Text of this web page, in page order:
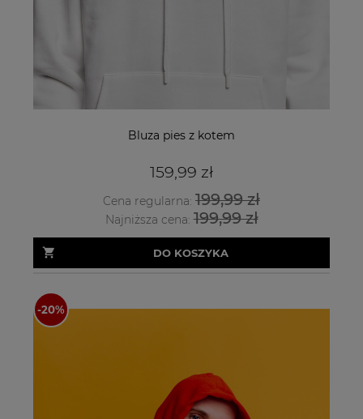
Bluza pies z kotem
159,99 zł
Cena regularna: 199,99 zł
Najniższa cena:199,99 zł
DO KOSZYKA